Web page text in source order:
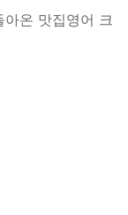
온 맛집영어 크